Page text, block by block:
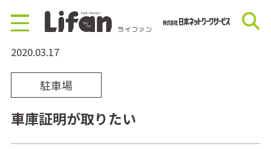
2020.03.17
駐車場
車庫証明が取りたい